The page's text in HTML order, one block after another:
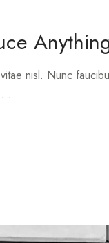
nisl. Nunc